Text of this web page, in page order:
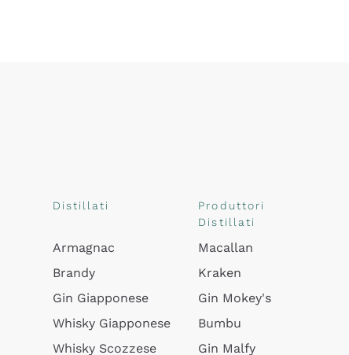
Distillati
Armagnac
Brandy
Gin Giapponese
Whisky Giapponese
Whisky Scozzese
Produttori
Distillati
Macallan
Kraken
Gin Mokey's
Bumbu
Gin Malfy